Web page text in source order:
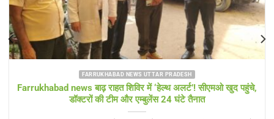
FARRUKHABAD NEWS SHAMSHABAD NEWS
Farrukhabad news विकास पर लापरवाही भारी! चौड़ी सड़कों के बीच खड़े
बिजली के पोल बने खतरा